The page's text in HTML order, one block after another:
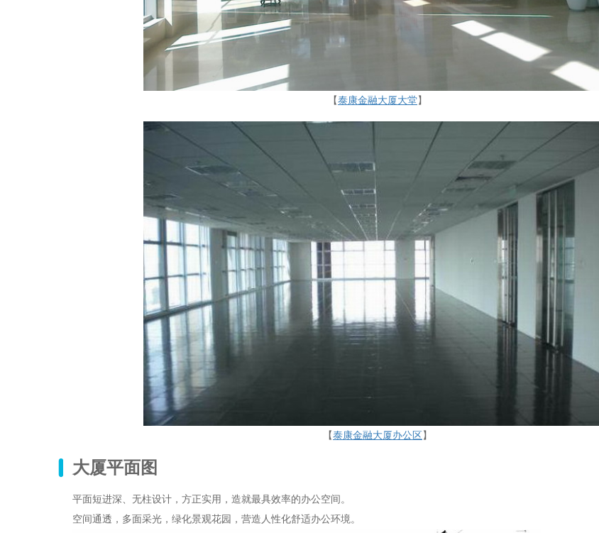
【泰康金融大厦大堂】
【泰康金融大厦办公区 】
大厦平面图
平面短进深、无柱设计，方正实用，造就最具效率的办公空间。
空间通透，多面采光，绿化景观花园，营造人性化舒适办公环境。